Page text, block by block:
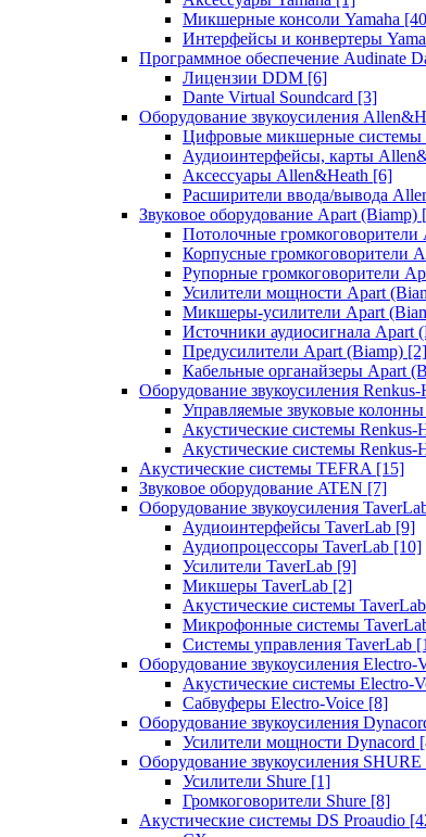
Микшерные консоли Yamaha
Интерфейсы и конвертеры
Программное обеспечение Audinate
Лицензии DDM [6]
Dante Virtual Soundcard [3]
Оборудование звукоусиления
Цифровые микшерные системы
Аудиоинтерфейсы, карты
Аксессуары Allen&Heath [6]
Расширители ввода/вывода
Звуковое оборудование Apart (Biamp)
Потолочные громкоговорители
Корпусные громкоговорители
Рупорные громкоговорители
Усилители мощности Apart
Микшеры-усилители Apart
Источники аудиосигнала Apart
Предусилители Apart (Biamp) [2]
Кабельные органайзеры Apart
Оборудование звукоусиления Renkus-
Управляемые звуковые
Акустические системы Renkus-
Акустические системы Renkus-
Акустические системы TEFRA [15]
Звуковое оборудование ATEN [7]
Оборудование звукоусиления
Аудиоинтерфейсы TaverLab [9]
Аудиопроцессоры TaverLab [10]
Усилители TaverLab [9]
Микшеры TaverLab [2]
Акустические системы TaverLab
Микрофонные системы
Системы управления TaverLab
Оборудование звукоусиления Electro-
Акустические системы Electro-
Сабвуферы Electro-Voice [8]
Оборудование звукоусиления
Усилители мощности Dynacord
Оборудование звукоусиления SHURE
Усилители Shure [1]
Громкоговорители Shure [8]
Акустические системы DS Proaudio